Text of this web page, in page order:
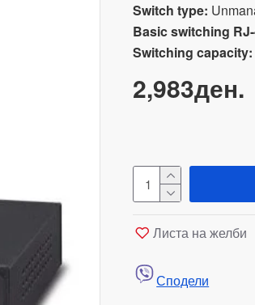
Switch type:
Basic switching
Switching capacity:
2,983ден.
Листа на желби
Сподели